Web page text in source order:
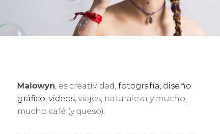
Maiowyn, es creatividad, fotografía, diseño
gráfico, vídeos, viajes, naturaleza y mucho,
mucho café (y queso).